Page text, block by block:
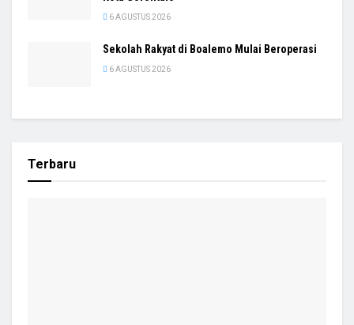
6 AGUSTUS 2026
Sekolah Rakyat di Boalemo Mulai Beroperasi
6 AGUSTUS 2026
Terbaru